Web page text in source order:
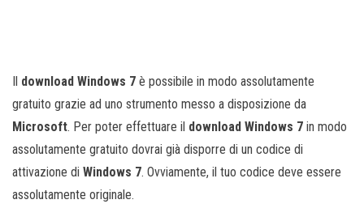
Il download Windows 7 è possibile in modo assolutamente
gratuito grazie ad uno strumento messo a disposizione da
Microsoft. Per poter effettuare il download Windows 7 in modo
assolutamente gratuito dovrai già disporre di un codice di
attivazione di Windows 7. Ovviamente, il tuo codice deve essere
assolutamente originale.